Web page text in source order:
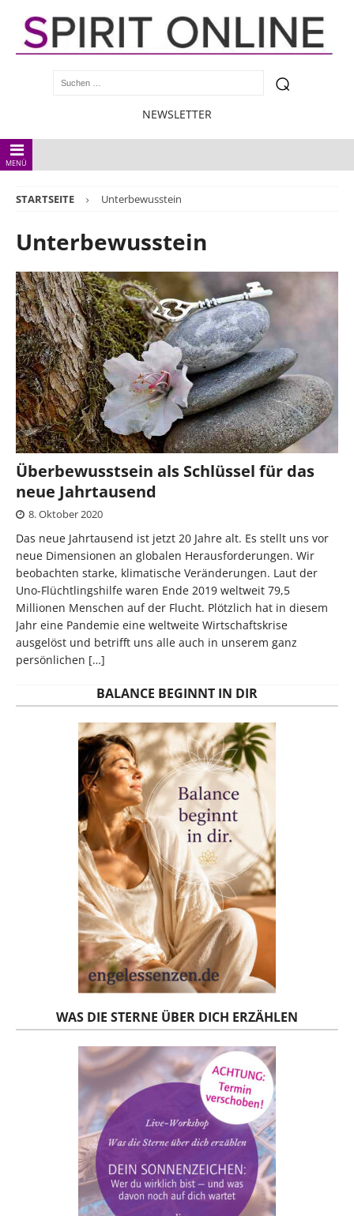
NEWSLETTER
MENÜ
STARTSEITE Unterbewusstein
Unterbewusstein
Überbewusstsein als Schlüssel für das
neue Jahrtausend
8. Oktober 2020
Das neue Jahrtausend ist jetzt 20 Jahre alt. Es stellt uns vor
neue Dimensionen an globalen Herausforderungen. Wir
beobachten starke, klimatische Veränderungen. Laut der
Uno-Flüchtlingshilfe waren Ende 2019 weltweit 79,5
Millionen Menschen auf der Flucht. Plötzlich hat in diesem
Jahr eine Pandemie eine weltweite Wirtschaftskrise
ausgelöst und betrifft uns alle auch in unserem ganz
persönlichen […]
BALANCE BEGINNT IN DIR
WAS DIE STERNE ÜBER DICH ERZÄHLEN